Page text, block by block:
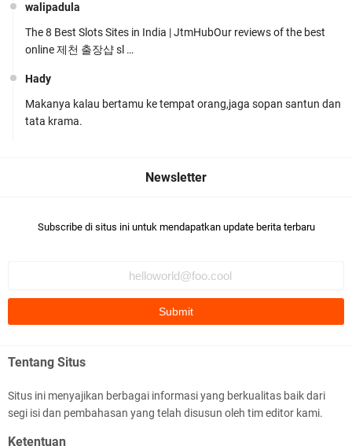
Kapolsek Gunungsari Resmi Diganti ,AKP Imran
Ditlantas Polda NTB Edukasi Tertib Berlalu di
Pelajar SMPN 1 Gerung
walipadula
The 8 Best Slots Sites in India | JtmHubOur reviews of the best
online 제천 출장샵 sl …
Hady
Makanya kalau bertamu ke tempat orang,jaga sopan santun dan
tata krama.
Subscribe di situs ini untuk mendapatkan update berita terbaru
Tentang Situs
Situs ini menyajikan berbagai informasi yang berkualitas baik dari
segi isi dan pembahasan yang telah disusun oleh tim editor kami.
Ketentuan